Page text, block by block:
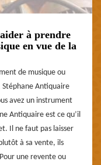
à prendre
en vue de la
de musique ou
Stéphane Antiquaire
avez un instrument
Antiquaire est ce qu’il
Il ne faut pas laisser
à sa vente, ils
une revente ou